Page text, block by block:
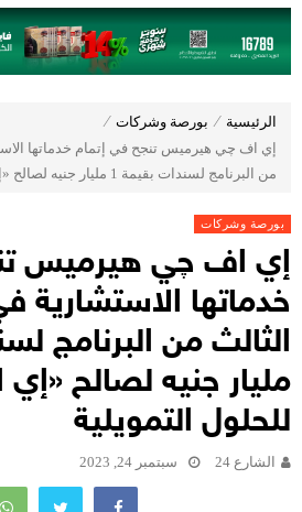
الرئيسية ⁄ بورصة وشركات ⁄
إي اف چي هيرميس تنجح في إتمام خدماتها
من البرنامج لسندات بقيمة 1 مليار جنيه لصالح «إي اف چي للحلول التمويلية
بورصة وشركات
إي اف چي هيرميس
خدماتها الاستشارية
مليار جنيه لصالح
للحلول التمويلية
الشارع 24 سبتمبر 24, 2023